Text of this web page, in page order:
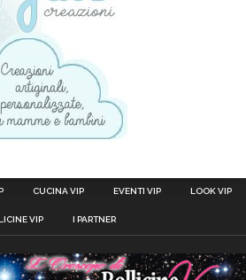
CUCINA VIP EVENTI VIP LOOK VIP
VIP I PARTNER